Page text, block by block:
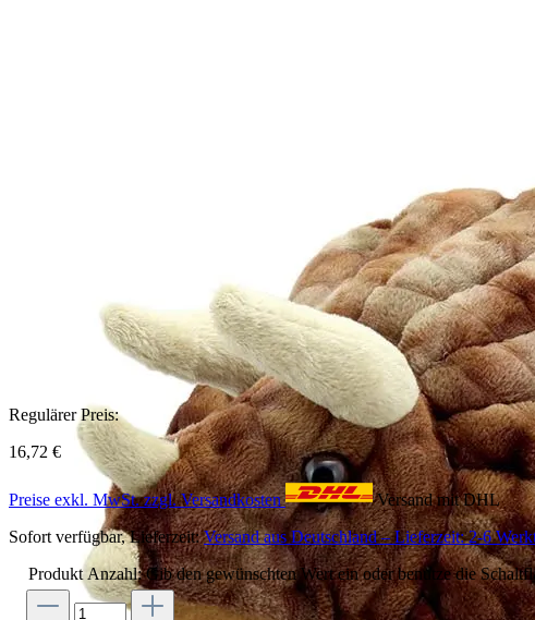
Regulärer Preis:
16,72 €
Preise exkl. MwSt. zzgl. Versandkosten
Versand mit DHL
Sofort verfügbar, Lieferzeit:Versand aus Deutschland – Lieferzeit: 2-6
Produkt Anzahl: Gib den gewünschten Wert ein oder benutze die